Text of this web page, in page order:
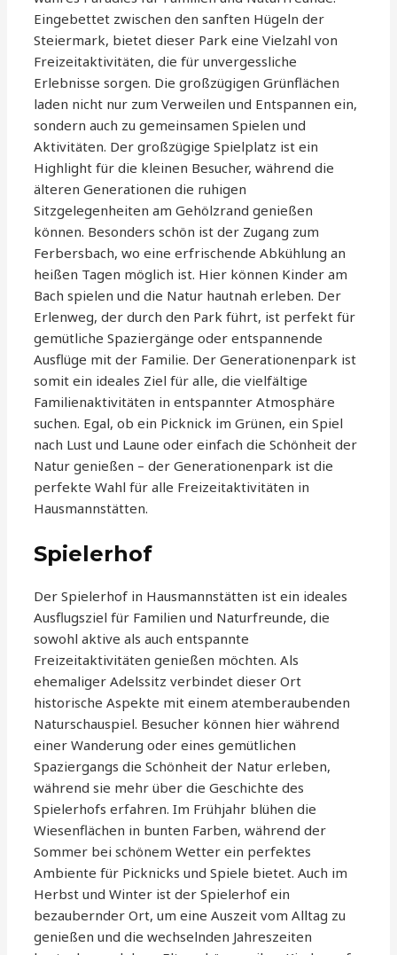
Eingebettet zwischen den sanften Hügeln der
Steiermark, bietet dieser Park eine Vielzahl von
Freizeitaktivitäten, die für unvergessliche
Erlebnisse sorgen. Die großzügigen Grünflächen
laden nicht nur zum Verweilen und Entspannen ein,
sondern auch zu gemeinsamen Spielen und
Aktivitäten. Der großzügige Spielplatz ist ein
Highlight für die kleinen Besucher, während die
älteren Generationen die ruhigen
Sitzgelegenheiten am Gehölzrand genießen
können. Besonders schön ist der Zugang zum
Ferbersbach, wo eine erfrischende Abkühlung an
heißen Tagen möglich ist. Hier können Kinder am
Bach spielen und die Natur hautnah erleben. Der
Erlenweg, der durch den Park führt, ist perfekt für
gemütliche Spaziergänge oder entspannende
Ausflüge mit der Familie. Der Generationenpark ist
somit ein ideales Ziel für alle, die vielfältige
Familienaktivitäten in entspannter Atmosphäre
suchen. Egal, ob ein Picknick im Grünen, ein Spiel
nach Lust und Laune oder einfach die Schönheit der
Natur genießen – der Generationenpark ist die
perfekte Wahl für alle Freizeitaktivitäten in
Hausmannstätten.
Spielerhof
Der Spielerhof in Hausmannstätten ist ein ideales
Ausflugsziel für Familien und Naturfreunde, die
sowohl aktive als auch entspannte
Freizeitaktivitäten genießen möchten. Als
ehemaliger Adelssitz verbindet dieser Ort
historische Aspekte mit einem atemberaubenden
Naturschauspiel. Besucher können hier während
einer Wanderung oder eines gemütlichen
Spaziergangs die Schönheit der Natur erleben,
während sie mehr über die Geschichte des
Spielerhofs erfahren. Im Frühjahr blühen die
Wiesenflächen in bunten Farben, während der
Sommer bei schönem Wetter ein perfektes
Ambiente für Picknicks und Spiele bietet. Auch im
Herbst und Winter ist der Spielerhof ein
bezaubernder Ort, um eine Auszeit vom Alltag zu
genießen und die wechselnden Jahreszeiten